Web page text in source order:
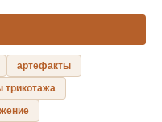
артефакты
трикотажа